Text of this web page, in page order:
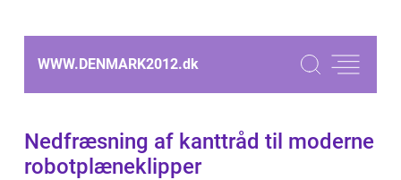
WWW.DENMARK2012.dk
Nedfræsning af kanttråd til moderne
robotplæneklipper